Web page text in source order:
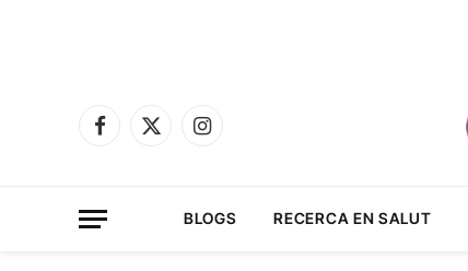
Facebook
X
Instagram
BLOGS RECERCA EN SALUT